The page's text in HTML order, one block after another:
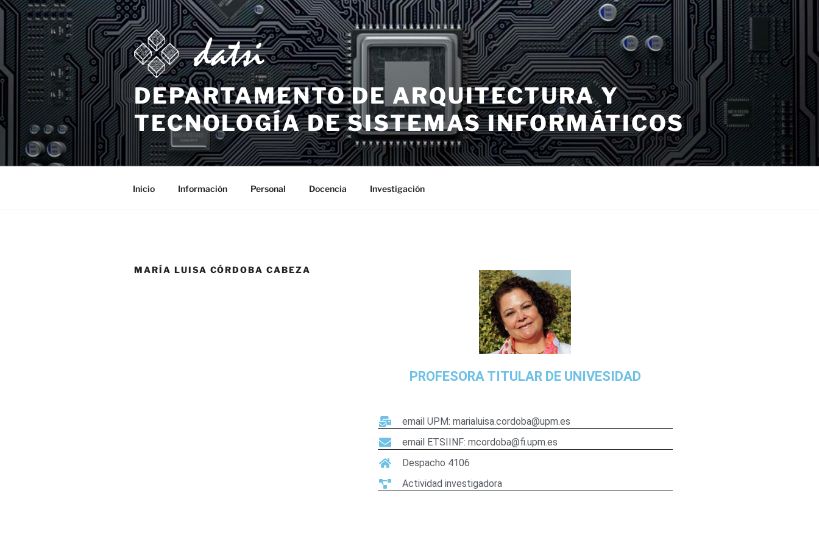
DEPARTAMENTO DE ARQUITECTURA Y
TECNOLOGÍA DE SISTEMAS INFORMÁTICOS
Inicio Información Personal Docencia Investigación
MARÍA LUISA CÓRDOBA CABEZA
PROFESORA TITULAR DE UNIVESIDAD
email UPM: marialuisa.cordoba@upm.es
email ETSIINF: mcordoba@fi.upm.es
Despacho 4106
Actividad investigadora